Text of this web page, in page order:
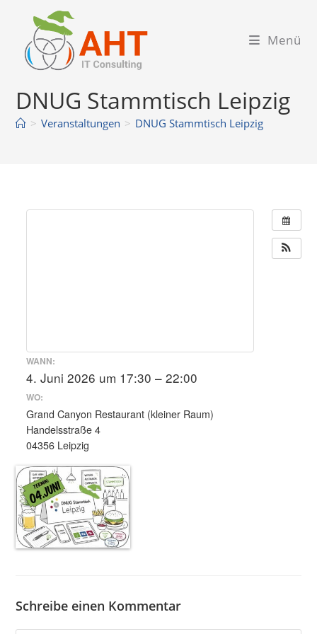
springen
Menü
DNUG Stammtisch Leipzig
> Veranstaltungen > DNUG Stammtisch Leipzig
WANN:
4. Juni 2026 um 17:30 – 22:00
WO:
Grand Canyon Restaurant (kleiner Raum)
Handelsstraße 4
04356 Leipzig
Schreibe einen Kommentar